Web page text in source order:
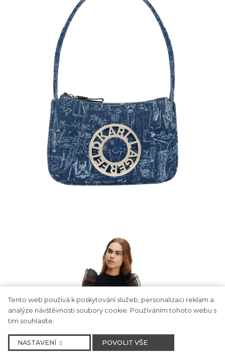
Tento web používá k poskytování služeb, personalizaci reklam a
analýze návštěvnosti soubory cookie. Používáním tohoto webu s
tím souhlasíte.
NASTAVENÍ POVOLIT VŠE